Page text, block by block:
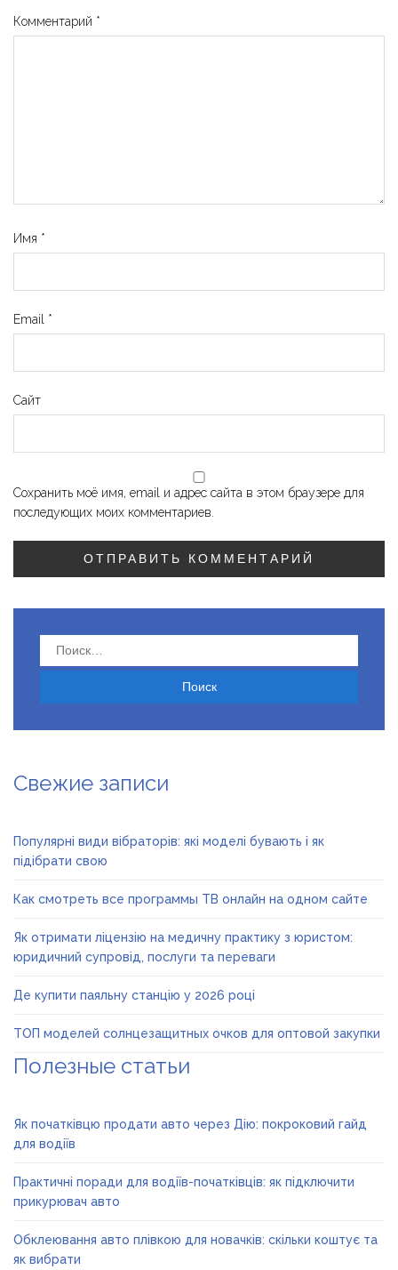
Комментарий *
Имя *
Email *
Сайт
Сохранить моё имя, email и адрес сайта в этом браузере для
последующих моих комментариев.
Найти:
Свежие записи
Популярні види вібраторів: які моделі бувають і як
підібрати свою
Как смотреть все программы ТВ онлайн на одном сайте
Як отримати ліцензію на медичну практику з юристом:
юридичний супровід, послуги та переваги
Де купити паяльну станцію у 2026 році
ТОП моделей солнцезащитных очков для оптовой закупки
Полезные статьи
Як початківцю продати авто через Дію: покроковий гайд
для водіїв
Практичні поради для водіїв-початківців: як підключити
прикурювач авто
Обклеювання авто плівкою для новачків: скільки коштує та
як вибрати